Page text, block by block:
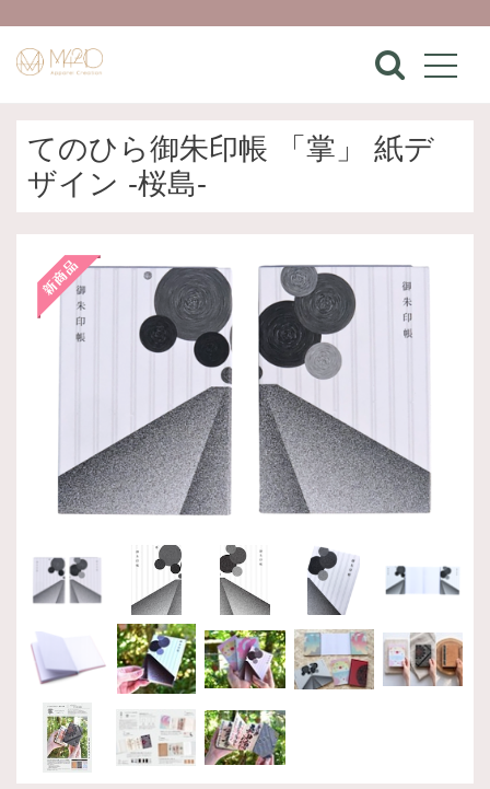
てのひら御朱印帳 「掌」 紙デ
ザイン -桜島-